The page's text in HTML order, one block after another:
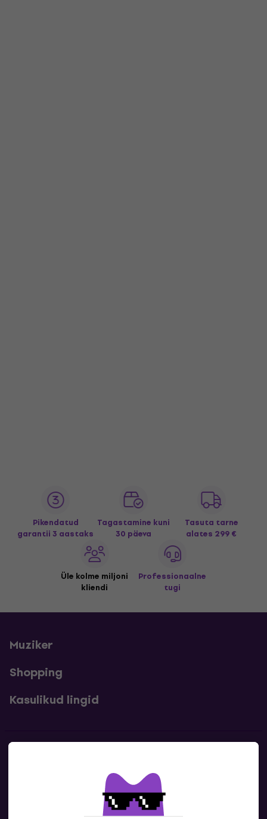
Pikendatud
garantii 3 aastaks
Tagastamine kuni
30 päeva
Tasuta tarne
alates 299 €
Üle kolme miljoni
kliendi
Professionaalne
tugi
Muziker
Shopping
Kasulikud lingid
Kontaktandmed